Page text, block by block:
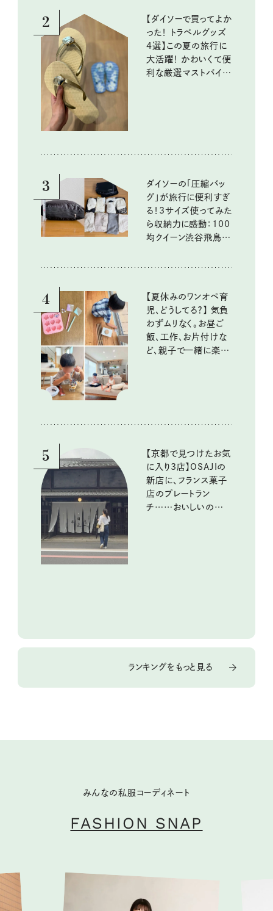
2
【ダイソーで買ってよか
った！ トラベルグッズ
4選】この夏の旅行に
大活躍！ かわいくて便
利な厳選マストバイア
3
ダイソーの「圧縮バッ
グ」が旅行に便利すぎ
る！3サイズ使ってみた
ら収納力に感動：100
均クイーン渋谷飛鳥の
4
【夏休みのワンオペ育
児、どうしてる？】 気負
わずムリなく。お昼ご
飯、工作、お片付けな
ど、親子で一緒に楽し
5
【京都で見つけたお気
に入り3店】OSAJIの
新店に、フランス菓子
店のプレートラン
チ……おいしいのんび
ランキングをもっと見る
みんなの私服コーディネート
FASHION SNAP